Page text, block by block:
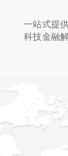
一站式提
科技金融